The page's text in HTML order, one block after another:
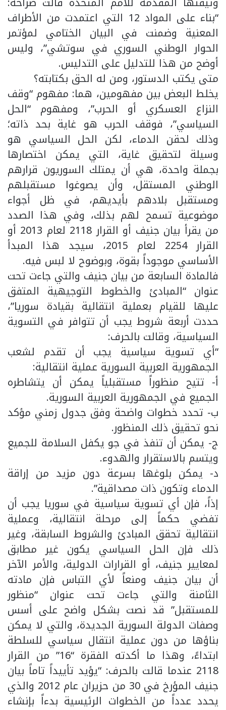
“بناء على المواد 12 التي اعتمدت من الأطراف
المعنية وضمنت في البيان الختامي لمؤتمر
الحوار الوطني السوري في سوتشي”، وليس
أوضح من هذا للتدليل على التدليس.
متى يكتب الدستور، ومن له الحق بكتابته؟
يخلط البعض بين مفهومين، هما: مفهوم “وقف
النزاع العسكري أو الحرب”، ومفهوم “الحل
السياسي”، فوقف الحرب هو غاية بحد ذاته؛
وذلك لحقن الدماء، لكن الحل السياسي هو
وسيلة لتحقيق غاية، التي يمكن اختصارها
بجملة واحدة، هي أن يمتلك السوريون قرارهم
الوطني المستقل، وأن يصوغوا مستقبلهم
ومستقبل بلادهم بأيديهم، في ظل أجواء
موضوعية تسمح لهم بذلك، وفي هذا الصدد
من يقرأ بيان جنيف أو القرار 2118 لعام 2013 أو
القرار 2254 لعام 2015، سيجد هذا المبدأ
الأساسي موجوداً بقوة، وبوضوح لا لبس فيه.
فالمادة السابعة من بيان جنيف والتي جاءت تحت
عنوان “المبادئ والخطوط التوجيهية المتفق
عليها للقيام بعملية انتقالية بقيادة سوريا”،
حددت أربعة شروط يجب أن تتوافر في التسوية
السياسية، وقالت بالحرف:
“أي تسوية سياسية يجب أن تقدم لشعب
الجمهورية العربية السورية عملية انتقالية:
أ- تتيح منظوراً مستقبلياً يمكن أن يتشاطره
الجميع في الجمهورية العربية السورية.
ب- تحدد خطوات واضحة وفق جدول زمني مؤكد
نحو تحقيق ذلك المنظور.
ج- يمكن أن تنفذ في جو يكفل السلامة للجميع
ويتسم بالاستقرار والهدوء.
د- يمكن بلوغها بسرعة دون مزيد من إراقة
الدماء وتكون ذات مصداقية”.
إذاً، فإن أي تسوية سياسية في سوريا يجب أن
تفضي حكماً إلى مرحلة انتقالية، وعملية
انتقالية تحقق المبادئ والشروط السابقة، وغير
ذلك فإن الحل السياسي يكون غير مطابق
لمعايير جنيف، أو القرارات الدولية، والأمر الآخر
أن بيان جنيف ومنعاً لأي التباس فإن مادته
الثامنة والتي جاءت تحت عنوان “منظور
للمستقبل” قد نصت بشكل واضح على أسس
وصفات الدولة السورية الجديدة، والتي لا يمكن
بناؤها من دون عملية انتقال سياسي للسلطة
ابتداءً، وهذا ما أكدته الفقرة “16” من القرار
2118 عندما قالت بالحرف: “يؤيد تأييداً تاماً بيان
جنيف المؤرخ في 30 من حزيران عام 2012 والذي
يحدد عدداً من الخطوات الرئيسية بدءاً بإنشاء